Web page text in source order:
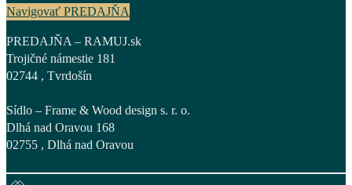
Navigovať PREDAJŇA
PREDAJŇA – RAMUJ.sk
Trojičné námestie 181
02744 , Tvrdošín
Sídlo – Frame & Wood design s. r. o.
Dlhá nad Oravou 168
02755 , Dlhá nad Oravou